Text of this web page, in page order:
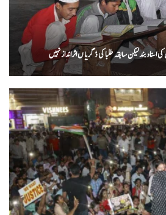
بند لیکن سابقہ طلبا کی ڈگریا ں اثرانداز نہیں